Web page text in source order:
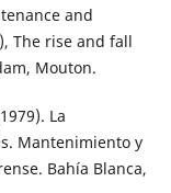
and
The rise and fall
Mouton.
La
Mantenimiento y
Bahía Blanca,